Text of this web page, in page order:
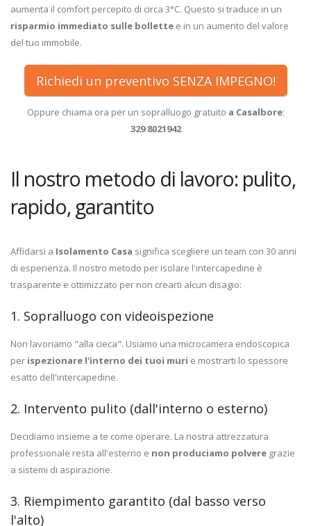
aumenta il comfort percepito di circa 3°C. Questo si traduce in un
risparmio immediato sulle bollette e in un aumento del valore
del tuo immobile.
Richiedi un preventivo SENZA IMPEGNO!
Oppure chiama ora per un sopralluogo gratuito a Casalbore:
329 8021942
Il nostro metodo di lavoro: pulito,
rapido, garantito
Affidarsi a Isolamento Casa significa scegliere un team con 30 anni
di esperienza. Il nostro metodo per isolare l'intercapedine è
trasparente e ottimizzato per non crearti alcun disagio:
1. Sopralluogo con videoispezione
Non lavoriamo "alla cieca". Usiamo una microcamera endoscopica
per ispezionare l'interno dei tuoi muri e mostrarti lo spessore
esatto dell'intercapedine.
2. Intervento pulito (dall'interno o esterno)
Decidiamo insieme a te come operare. La nostra attrezzatura
professionale resta all'esterno e non produciamo polvere grazie
a sistemi di aspirazione.
3. Riempimento garantito (dal basso verso
l'alto)